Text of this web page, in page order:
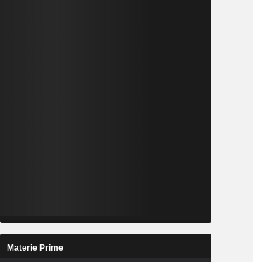
Materie Prime